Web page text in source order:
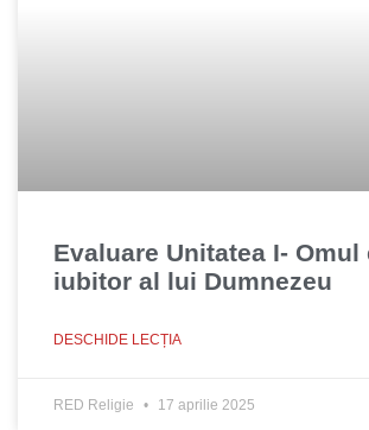
Evaluare Unitatea I- Omul
iubitor al lui Dumnezeu
DESCHIDE LECȚIA
RED Religie 17 aprilie 2025